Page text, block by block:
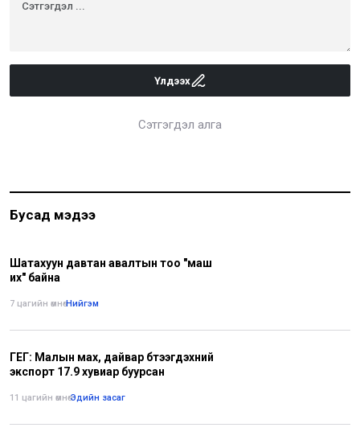
Үлдээх
Сэтгэгдэл алга
Бусад мэдээ
Шатахуун давтан авалтын тоо "маш
их" байна
7 цагийн өмнө•Нийгэм
ГЕГ: Малын мах, дайвар бүтээгдэхүүний
экспорт 17.9 хувиар буурсан
11 цагийн өмнө•Эдийн засаг